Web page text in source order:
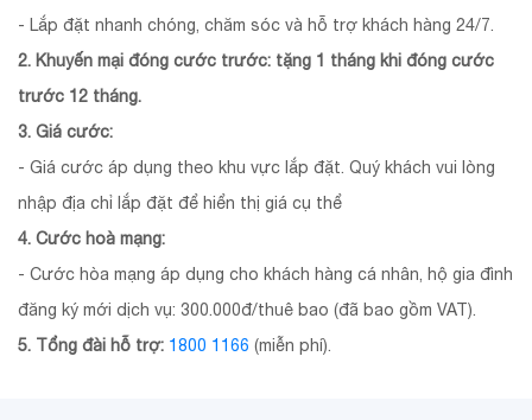
- Lắp đặt nhanh chóng, chăm sóc và hỗ trợ khách hàng 24/7.
2. Khuyến mại đóng cước trước: tặng 1 tháng khi đóng cước
trước 12 tháng.
3. Giá cước:
- Giá cước áp dụng theo khu vực lắp đặt. Quý khách vui lòng
nhập địa chỉ lắp đặt để hiển thị giá cụ thể
4. Cước hoà mạng:
- Cước hòa mạng áp dụng cho khách hàng cá nhân, hộ gia đình
đăng ký mới dịch vụ: 300.000đ/thuê bao (đã bao gồm VAT).
5. Tổng đài hỗ trợ: 1800 1166 (miễn phí).